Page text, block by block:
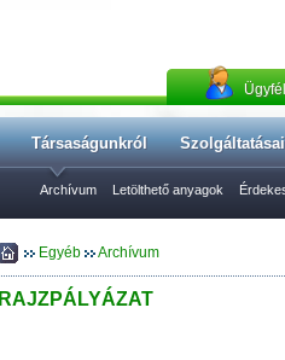
Társaságunkról
Archívum Letölthető anyagok
Egyéb Archívum
RAJZPÁLYÁZAT